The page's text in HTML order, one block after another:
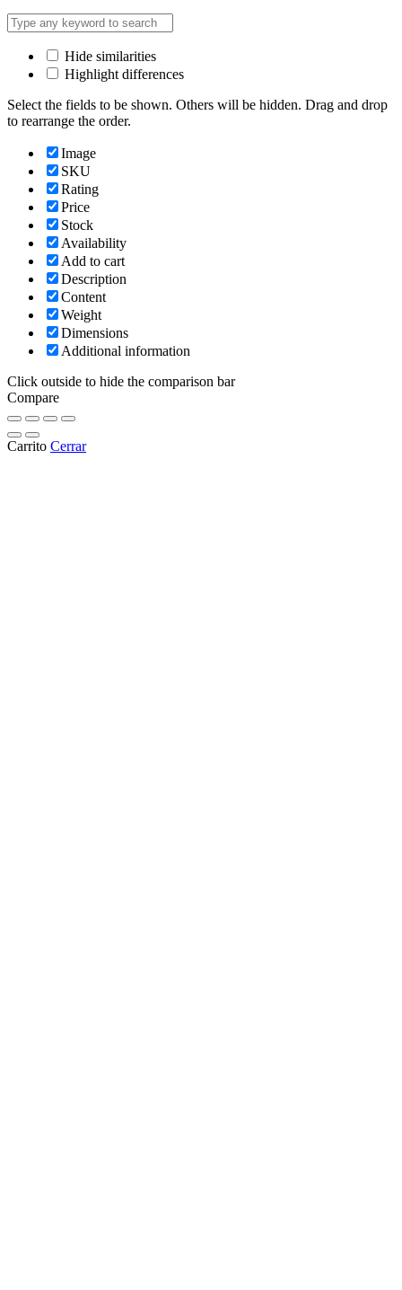
Hide similarities
Highlight differences
Select the fields to be shown. Others will be hidden. Drag and drop
to rearrange the order.
Image
SKU
Rating
Price
Stock
Availability
Add to cart
Description
Content
Weight
Dimensions
Additional information
Click outside to hide the comparison bar
Compare
Carrito Cerrar